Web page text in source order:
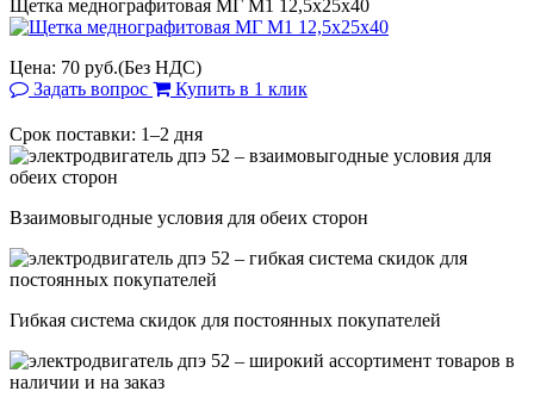
Щетка меднографитовая МГ М1 12,5х25х40
Цена: 70 руб.(Без НДС)
Задать вопрос
Купить в 1 клик
Срок поставки: 1–2 дня
Взаимовыгодные условия для обеих сторон
Гибкая система скидок для постоянных покупателей